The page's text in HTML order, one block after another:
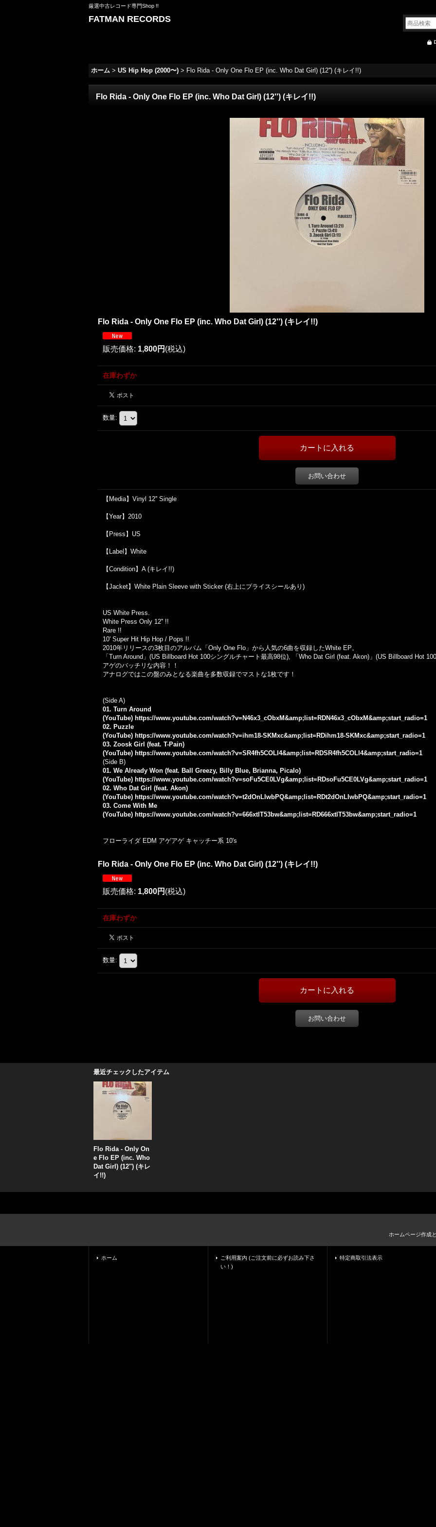
厳選中古レコード専門Shop !!
FATMAN RECORDS
ホーム > US Hip Hop (2000〜) > Flo Rida - Only One Flo EP (inc. Who Dat Girl) (12'') (キレイ!!)
Flo Rida - Only One Flo EP (inc. Who Dat Girl) (12'') (キレイ!!)
Flo Rida - Only One Flo EP (inc. Who Dat Girl) (12'') (キレイ!!)
販売価格: 1,800円 (税込)
在庫わずか
数量:
お問い合わせ
【Media】Vinyl 12'' Single
【Year】2010
【Press】US
【Label】White
【Condition】A (キレイ!!)
【Jacket】White Plain Sleeve with Sticker (右上にプライスシールあり)
US White Press.
White Press Only 12'' !!
Rare !!
10' Super Hit Hip Hop / Pops !!
2010年リリースの3枚目のアルバム「Only One Flo」から人気の6曲を収録したWhite EP。
「Turn Around」(US Billboard Hot 100シングルチャート最高98位), 「Who Dat Girl (feat. Akon)」(US Billboard Hot
アゲのバッチリな内容！！
アナログではこの盤のみとなる楽曲を多数収録でマストな1枚です！
(Side A)
01. Turn Around
(YouTube) https://www.youtube.com/watch?v=N46x3_cObxM&amp;list=RDN46x3_cObxM&amp;start_radio=1
02. Puzzle
(YouTube) https://www.youtube.com/watch?v=ihm18-SKMxc&amp;list=RDihm18-SKMxc&amp;start_radio=1
03. Zoosk Girl (feat. T-Pain)
(YouTube) https://www.youtube.com/watch?v=SR4fh5COLl4&amp;list=RDSR4fh5COLl4&amp;start_radio=1
(Side B)
01. We Already Won (feat. Ball Greezy, Billy Blue, Brianna, Picalo)
(YouTube) https://www.youtube.com/watch?v=soFu5CE0LVg&amp;list=RDsoFu5CE0LVg&amp;start_radio=1
02. Who Dat Girl (feat. Akon)
(YouTube) https://www.youtube.com/watch?v=t2dOnLIwbPQ&amp;list=RDt2dOnLIwbPQ&amp;start_radio=1
03. Come With Me
(YouTube) https://www.youtube.com/watch?v=666xtlT53bw&amp;list=RD666xtlT53bw&amp;start_radio=1
フローライダ EDM アゲアゲ キャッチー系 10's
Flo Rida - Only One Flo EP (inc. Who Dat Girl) (12'') (キレイ!!)
販売価格: 1,800円 (税込)
在庫わずか
数量:
お問い合わせ
最近チェックしたアイテム
Flo Rida - Only On
e Flo EP (inc. Who
Dat Girl) (12'') (キレ
イ!!)
ホームページ作成
ホーム
ご利用案内 (ご注文前に必ずお読み下さ
い！)
特定商取引法表示